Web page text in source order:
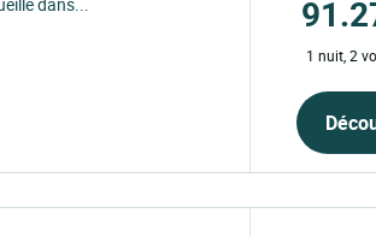
1 nuit, 2